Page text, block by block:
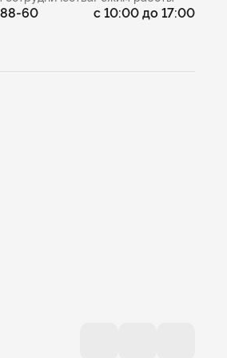
88-60 с 10:00 до 17:00